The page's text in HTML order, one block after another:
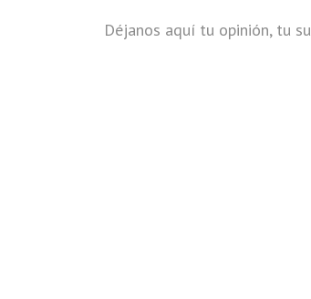
Déjanos aquí tu opinión, tu